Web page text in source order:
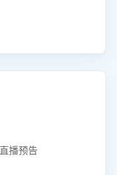
播预告